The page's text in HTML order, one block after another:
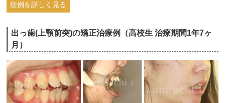
症例を詳しく見る
出っ歯(上顎前突)の矯正治療例（高校生 治療期間1年7ヶ
月）